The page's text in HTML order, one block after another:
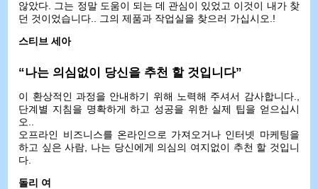
않았다. 그는 정말 도움이 되는 데 관심이 있었고 이것이 내가 찾
던 것이었습니다.. 그의 제품과 작업실을 찾으러 가십시오.!
스티브 세아
“나는 의심없이 당신을 추천 할 것입니다”
이 환상적인 과정을 안내하기 위해 노력해 주셔서 감사합니다.,
단계별 지침을 명확하게 하고 성공을 위한 실제 팁을 얻으십시
오..
오프라인 비즈니스를 온라인으로 가져오거나 인터넷 마케팅을
하고 싶은 사람, 나는 당신에게 의심의 여지없이 추천 할 것입니
다.
돌리 여